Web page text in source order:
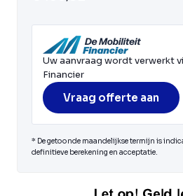
Uw aanvraag wordt verwerkt
Financier
Vraag offerte aan
* De getoonde maandelijkse termijn is
definitieve berekening en acceptatie.